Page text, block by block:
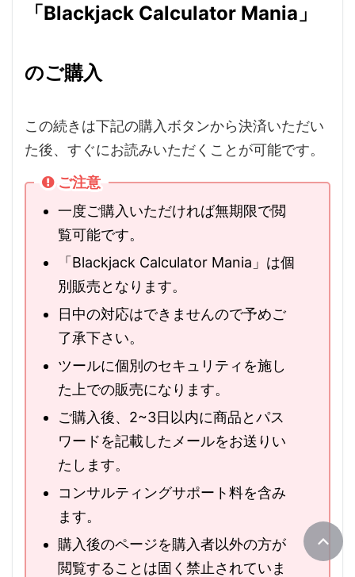
「Blackjack Calculator Mania」
のご購入
この続きは下記の購入ボタンから決済いただい
た後、すぐにお読みいただくことが可能です。
ご注意
一度ご購入いただければ無期限で閲
覧可能です。
「Blackjack Calculator Mania」は個
別販売となります。
日中の対応はできませんので予めご
了承下さい。
ツールに個別のセキュリティを施し
た上での販売になります。
ご購入後、2~3日以内に商品とパス
ワードを記載したメールをお送りい
たします。
コンサルティングサポート料を含み
ます。
購入後のページを購入者以外の方が
閲覧することは固く禁止されていま